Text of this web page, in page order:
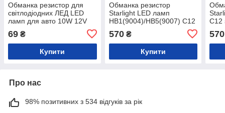
Обманка резистор для
світлодіодних ЛЕД LED
ламп для авто 10W 12V
69 ₴
Купити
Обманка резистор
Starlight LED ламп
НВ1(9004)/НВ5(9007) C12
570₴
Купити
C12
570
Про нас
98% позитивних з 534 відгуків за рік